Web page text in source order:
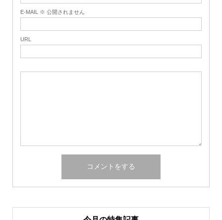
E-MAIL ※ 公開されません
URL